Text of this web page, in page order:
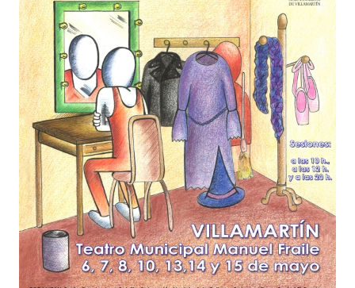
TURISMO
Historia
Qué ver
Fiestas
Gastronomía
Dónde dormir
Dónde comer
Artesanía
Entorno
Callejero